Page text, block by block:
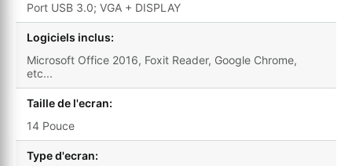
Port USB 3.0; VGA + DISPLAY
Logiciels inclus:
Microsoft Office 2016, Foxit Reader, Google Chrome,
etc...
Taille de l'ecran:
14 Pouce
Type d'ecran: